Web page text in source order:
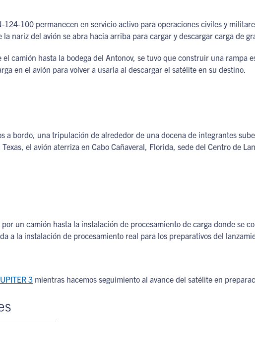
124-100 permanecen en servicio activo para operaciones civiles y
nariz del avión se abra hacia arriba para cargar y descargar carga de
camión hasta la bodega del Antonov, se tuvo que construir una rampa
en el avión para volver a usarla al descargar el satélite en su destino.
a bordo, una tripulación de alrededor de una docena de integrantes
el avión aterriza en Cabo Cañaveral, Florida, sede del Centro de
un camión hasta la instalación de procesamiento de carga donde se
a la instalación de procesamiento real para los preparativos del
3 mientras hacemos seguimiento al avance del satélite en